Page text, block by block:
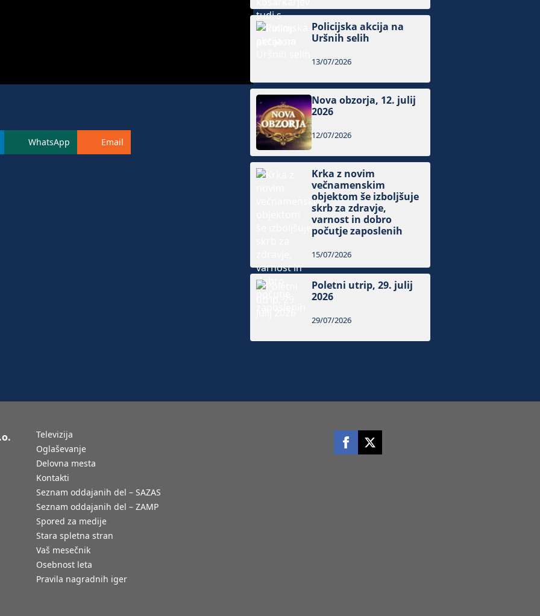
WhatsApp Email
Policijska akcija na
Uršnih selih
13/07/2026
Nova obzorja, 12. julij
2026
12/07/2026
Krka z novim
večnamenskim
objektom še izboljšuje
skrb za zdravje,
varnost in dobro
počutje zaposlenih
15/07/2026
Poletni utrip, 29. julij
2026
29/07/2026
Televizija
Oglaševanje
Delovna mesta
Kontakti
Seznam oddajanih del – SAZAS
Seznam oddajanih del – ZAMP
Spored za medije
Stara spletna stran
Vaš mesečnik
Osebnost leta
Pravila nagradnih iger